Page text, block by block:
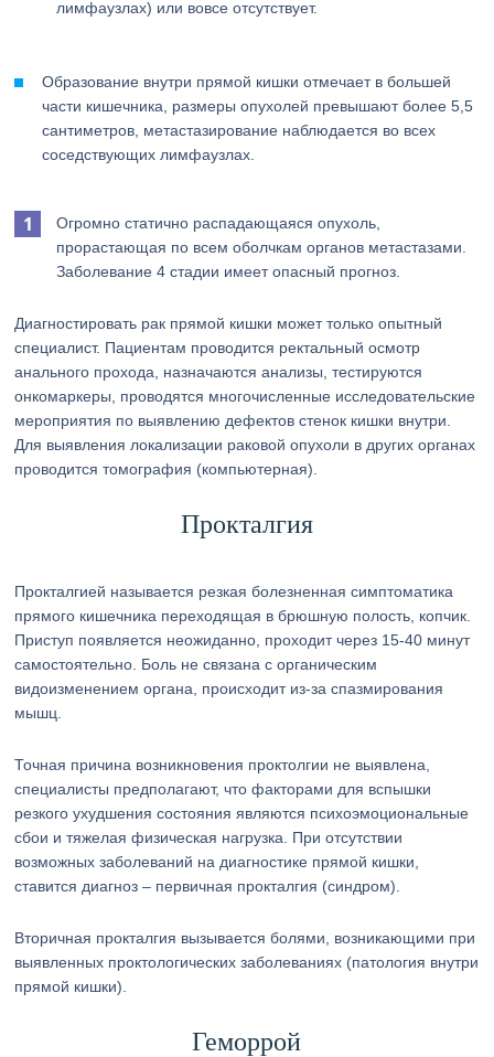
лимфаузлах) или вовсе отсутствует.
Образование внутри прямой кишки отмечает в большей
части кишечника, размеры опухолей превышают более 5,5
сантиметров, метастазирование наблюдается во всех
соседствующих лимфаузлах.
Огромно статично распадающаяся опухоль,
прорастающая по всем оболчкам органов метастазами.
Заболевание 4 стадии имеет опасный прогноз.
Диагностировать рак прямой кишки может только опытный
специалист. Пациентам проводится ректальный осмотр
анального прохода, назначаются анализы, тестируются
онкомаркеры, проводятся многочисленные исследовательские
мероприятия по выявлению дефектов стенок кишки внутри.
Для выявления локализации раковой опухоли в других органах
проводится томография (компьютерная).
Прокталгия
Прокталгией называется резкая болезненная симптоматика
прямого кишечника переходящая в брюшную полость, копчик.
Приступ появляется неожиданно, проходит через 15-40 минут
самостоятельно. Боль не связана с органическим
видоизменением органа, происходит из-за спазмирования
мышц.
Точная причина возникновения проктолгии не выявлена,
специалисты предполагают, что факторами для вспышки
резкого ухудшения состояния являются психоэмоциональные
сбои и тяжелая физическая нагрузка. При отсутствии
возможных заболеваний на диагностике прямой кишки,
ставится диагноз – первичная прокталгия (синдром).
Вторичная прокталгия вызывается болями, возникающими при
выявленных проктологических заболеваниях (патология внутри
прямой кишки).
Геморрой